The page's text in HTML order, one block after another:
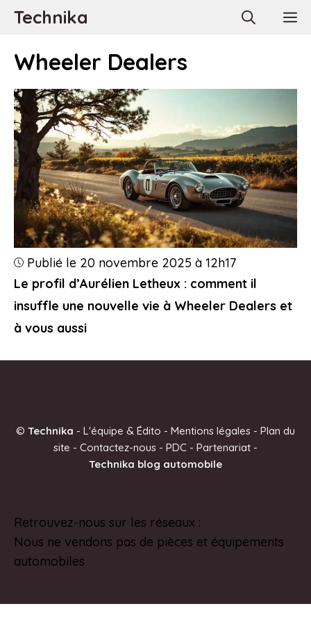
AllerTechnika
Wheeler Dealers
Le profil d’Aurélien Letheux : comment il
insuffle une nouvelle vie à Wheeler Dealers et
à vous aussi
Publié le 20 novembre 2025 à 12h17
© Technika - L'équipe & Édito - Mentions légales - Plan du
site - Contactez-nous - PDC - Partenariat -
Technika blog automobile
Retrouvez-nous sur les réseaux :
Nous ne vendons pas de pièces et équipements
automobiles